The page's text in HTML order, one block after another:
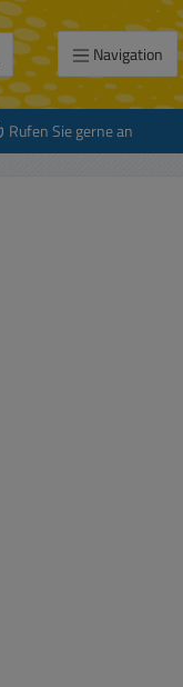
Navigation
Rufen Sie gerne an